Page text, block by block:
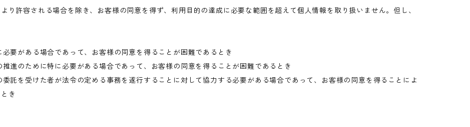
り許容される場合を除き、お客様の同意を得ず、利用目的の達成に必要な範囲を超えて個人情報を取り扱いません。但し、
要がある場合であって、お客様の同意を得ることが困難であるとき
推進のために特に必要がある場合であって、お客様の同意を得ることが困難であるとき
委託を受けた者が法令の定める事務を遂行することに対して協力する必要がある場合であって、お客様の同意を得ることによ
き